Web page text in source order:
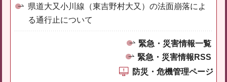
県道大又小川線（東吉野村大又）の法面崩落によ
る通行止について
緊急・災害情報一覧
緊急・災害情報RSS
防災・危機管理ページ